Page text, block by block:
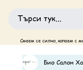
Смеем се силно, копаем с
Био Салон